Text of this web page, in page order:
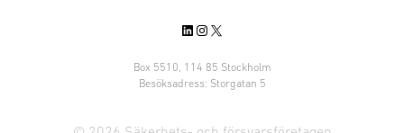
LinkedIn
Instagram
X
Box 5510, 114 85 Stockholm
Besöksadress: Storgatan 5